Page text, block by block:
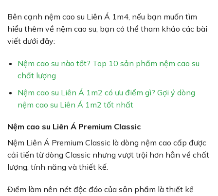
Bên cạnh nệm cao su Liên Á 1m4, nếu bạn muốn tìm
hiểu thêm về nệm cao su, bạn có thể tham khảo các bài
viết dưới đây:
Nệm cao su nào tốt? Top 10 sản phẩm nệm cao su
chất lượng
Nệm cao su Liên Á 1m2 có ưu điểm gì? Gợi ý dòng
nệm cao su Liên Á 1m2 tốt nhất
Nệm cao su Liên Á Premium Classic
Nệm Liên Á Premium Classic là dòng nệm cao cấp được
cải tiến từ dòng Classic nhưng vượt trội hơn hẳn về chất
lượng, tính năng và thiết kế.
Điểm làm nên nét độc đáo của sản phẩm là thiết kế